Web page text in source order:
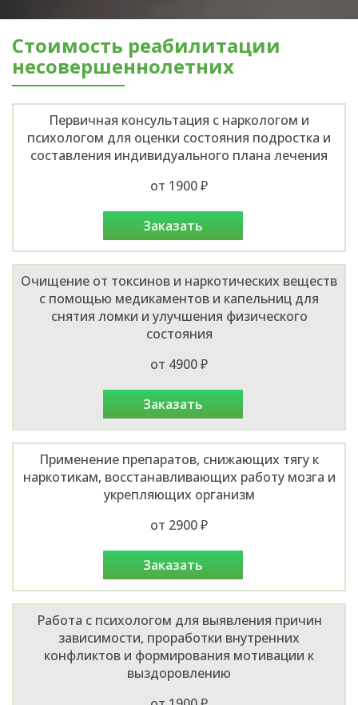
Стоимость реабилитации
несовершеннолетних
Первичная консультация с наркологом и
психологом для оценки состояния подростка и
составления индивидуального плана лечения
от 1900 ₽
заказать
Очищение от токсинов и наркотических веществ
с помощью медикаментов и капельниц для
снятия ломки и улучшения физического
состояния
от 4900 ₽
заказать
Применение препаратов, снижающих тягу к
наркотикам, восстанавливающих работу мозга и
укрепляющих организм
от 2900 ₽
заказать
Работа с психологом для выявления причин
зависимости, проработки внутренних
конфликтов и формирования мотивации к
выздоровлению